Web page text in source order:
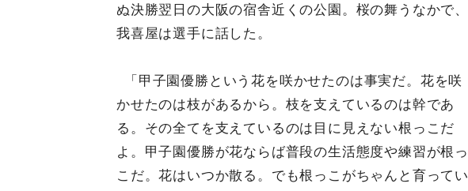
ぬ決勝翌日の大阪の宿舎近くの公園。桜の舞うなかで、
我喜屋は選手に話した。
「甲子園優勝という花を咲かせたのは事実だ。花を咲
かせたのは枝があるから。枝を支えているのは幹であ
る。その全てを支えているのは目に見えない根っこだ
よ。甲子園優勝が花ならば普段の生活態度や練習が根っ
こだ。花はいつか散る。でも根っこがちゃんと育ってい